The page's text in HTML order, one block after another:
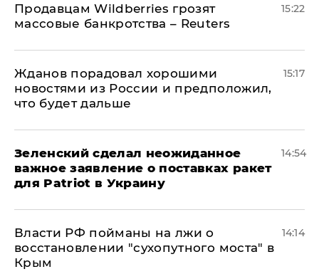
Продавцам Wildberries грозят
массовые банкротства – Reuters
15:22
Жданов порадовал хорошими
новостями из России и предположил,
что будет дальше
15:17
Зеленский сделал неожиданное
важное заявление о поставках ракет
для Patriot в Украину
14:54
Власти РФ пойманы на лжи о
восстановлении "сухопутного моста" в
Крым
14:14